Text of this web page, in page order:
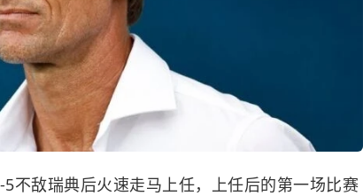
不敌瑞典后火速走马上任，上任后的第一场比赛